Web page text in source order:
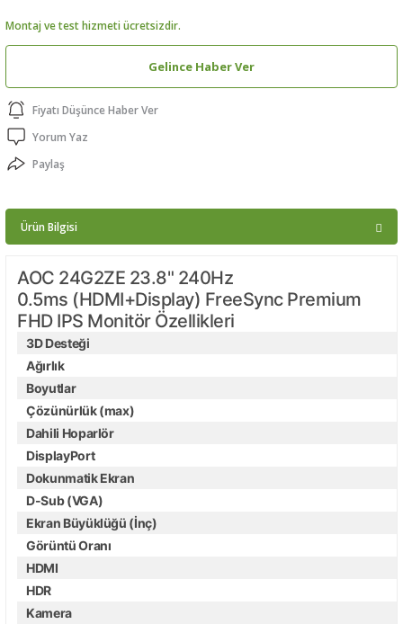
Montaj ve test hizmeti ücretsizdir.
Gelince Haber Ver
Fiyatı Düşünce Haber Ver
Yorum Yaz
Paylaş
Ürün Bilgisi
AOC 24G2ZE 23.8" 240Hz
0.5ms (HDMI+Display) FreeSync Premium
FHD IPS Monitör Özellikleri
3D Desteği
Ağırlık
Boyutlar
Çözünürlük (max)
Dahili Hoparlör
DisplayPort
Dokunmatik Ekran
D-Sub (VGA)
Ekran Büyüklüğü (İnç)
Görüntü Oranı
HDMI
HDR
Kamera